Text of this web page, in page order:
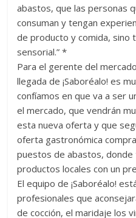
abastos, que las personas
consuman y tengan
de producto y comida, sino
sensorial.” *
Para el gerente del
llegada de ¡Saboréalo! es
confíamos en que va a ser
el mercado, que vendrán
esta nueva oferta y que
oferta gastronómica
puestos de abastos,
productos locales con un
El equipo de ¡Saboréalo!
profesionales que
de cocción, el maridaje los